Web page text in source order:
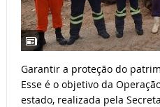
Garantir a proteção do
Esse é o objetivo da
estado, realizada pela